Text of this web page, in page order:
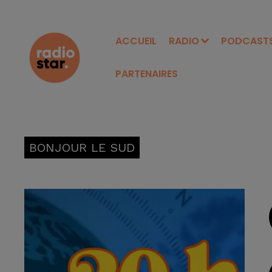
ACCUEIL RADIO
PARTENAIRES
BONJOUR LE SUD